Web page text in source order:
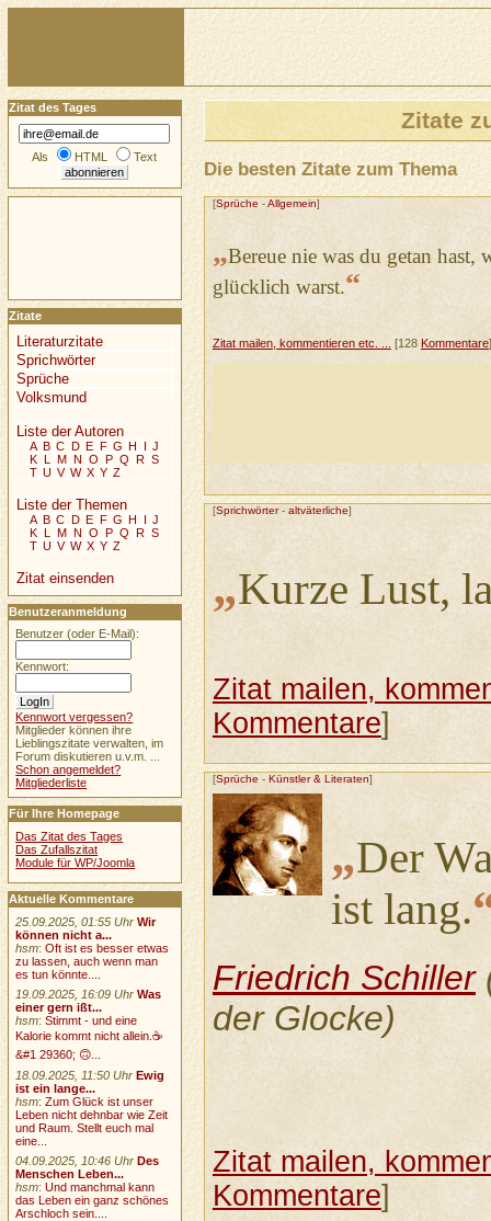
Zitate
Die besten Zitate zum Thema
[Sprüche -Allgemein]
„Bereue nie was du getan hast,
glücklich warst.“
Zitat mailen, kommentieren etc. ... [128 Kommentare]
[Sprichwörter- altväterliche]
„Kurze Lust,
Zitat mailen,
Kommentare]
[Sprüche - Künstler & Literaten]
„Der
ist lang.
Friedrich Schiller
der Glocke)
Zitat mailen,
Kommentare]
Zitat des Tages
Als HTML Text
Zitate
Literaturzitate
Sprichwörter
Sprüche
Volksmund
Liste der Autoren
A B C D E F G H I J
K L M N O P Q R S
T U V W X Y Z
Liste der Themen
A B C D E F G H I J
K L M N O P Q R S
T U V W X Y Z
Zitat einsenden
Benutzeranmeldung
Benutzer (oder E-Mail):
Kennwort:
Kennwort vergessen?
Mitglieder können ihre
Lieblingszitate verwalten, im
Forum diskutieren u.v.m. ...
Schon angemeldet?
Mitgliederliste
Für Ihre Homepage
Das Zitat des Tages
Das Zufallszitat
Module für WP/Joomla
Aktuelle Kommentare
25.09.2025, 01:55 Uhr Wir
können nicht a...
hsm:Oft ist es besser etwas
zu lassen, auch wenn man
es tun könnte....
19.09.2025, 16:09 Uhr Was
einer gern ißt...
hsm:Stimmt - und eine
Kalorie kommt nicht allein.☕
&#1 29360; 🙃...
18.09.2025, 11:50 Uhr Ewig
ist ein lange...
hsm:Zum Glück ist unser
Leben nicht dehnbar wie Zeit
und Raum. Stellt euch mal
eine...
04.09.2025, 10:46 Uhr Des
Menschen Leben...
hsm:Und manchmal kann
das Leben ein ganz schönes
Arschloch sein....